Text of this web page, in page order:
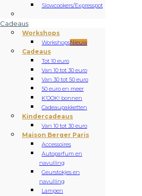
Slowcookers/Expresspot
Cadeaus
Workshops
WorkshopsNieuw
Cadeaus
Tot 10 euro
Van 10 tot 30 euro
Van 30 tot 50 euro
50 euro en meer
K’OOK! bonnen
Cadeaupakketten
Kindercadeaus
Van 10 tot 30 euro
Maison Berger Paris
Accessoires
Autoparfum en
navulling
Geurstokjes en
navulling
Lampen